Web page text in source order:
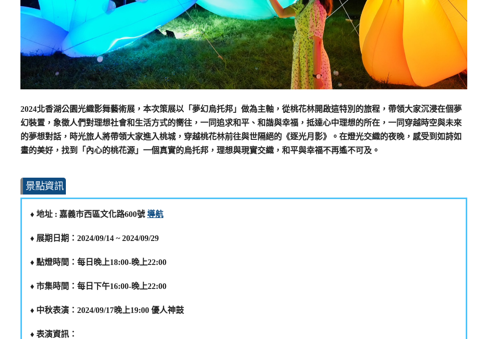
2024北香湖公園光織影舞藝術展，本次策展以「夢幻烏托邦」做為主軸，從桃花林開啟這特別的旅程，帶領大家沉浸在個夢
幻裝置，象徵人們對理想社會和生活方式的嚮往，一同追求和平、和諧與幸福，抵達心中理想的所在，一同穿越時空與未來
的夢想對話，時光旅人將帶領大家進入桃城，穿越桃花林前往與世隔絕的《逐光月影》。在燈光交織的夜晚，感受到如詩如
畫的美好，找到「內心的桃花源」一個真實的烏托邦，理想與現實交織，和平與幸福不再遙不可及。
景點資訊
♦️ 地址 : 嘉義市西區文化路600號 導航
♦️ 展期日期：2024/09/14 ~ 2024/09/29
♦️ 點燈時間：每日晚上18:00-晚上22:00
♦️ 市集時間：每日下午16:00-晚上22:00
♦️ 中秋表演：2024/09/17晚上19:00 優人神鼓
♦️ 表演資訊：